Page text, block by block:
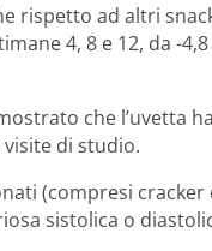
rispetto ad altri
4, 8 e 12, da -
che l’uvetta
di studio.
(compresi
sistolica o